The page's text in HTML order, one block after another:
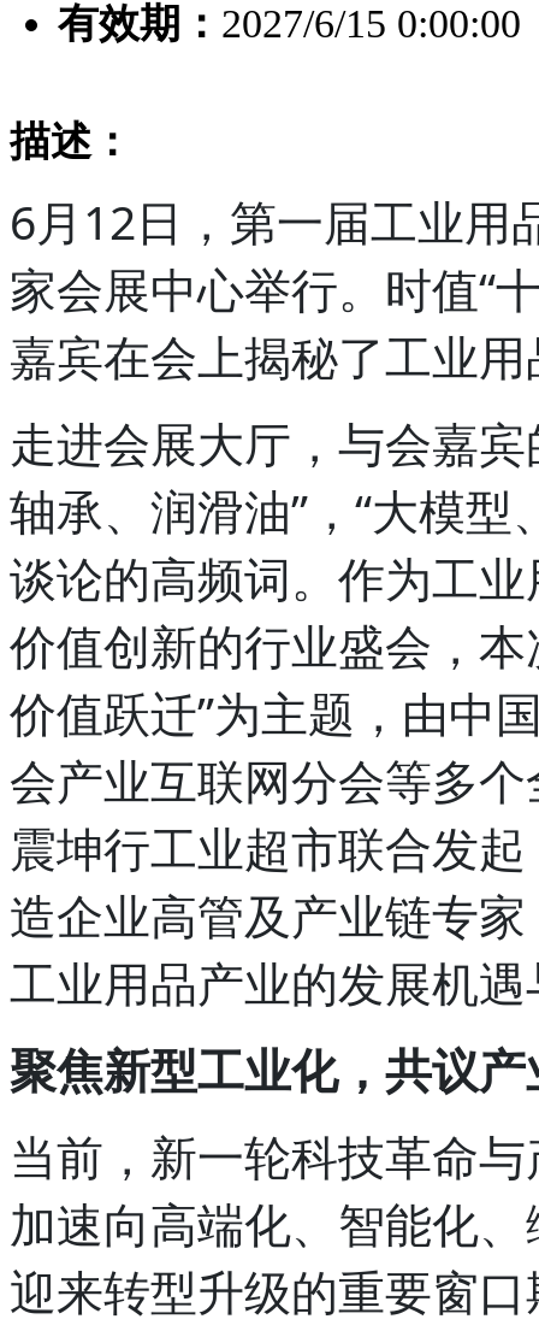
有效期： 2027/6/15 0:00:00
描述：
6月12日，第一届工业用
家会展中心举行。时值“
嘉宾在会上揭秘了工业
走进会展大厅，与会嘉
轴承、润滑油”，“大模
谈论的高频词。作为工
价值创新的行业盛会，
价值跃迁”为主题，由中
会产业互联网分会等多
震坤行工业超市联合发
造企业高管及产业链专
工业用品产业的发展机
聚焦新型工业化，共议
当前，新一轮科技革命
加速向高端化、智能化
迎来转型升级的重要窗